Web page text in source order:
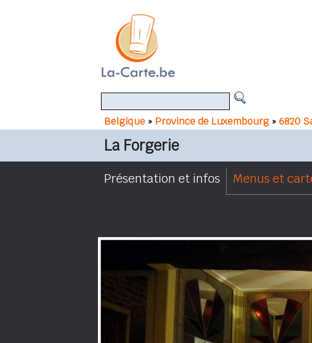
Belgique » Province de Luxembourg »6820
La Forgerie
Présentation et infos Menus et